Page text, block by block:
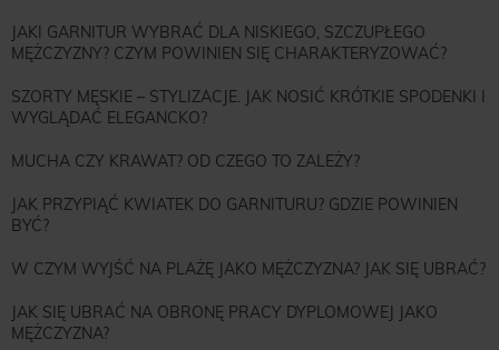
JAKI GARNITUR WYBRAĆ DLA NISKIEGO, SZCZUPŁEGO
MĘŻCZYZNY? CZYM POWINIEN SIĘ CHARAKTERYZOWAĆ?
SZORTY MĘSKIE – STYLIZACJE. JAK NOSIĆ KRÓTKIE SPODENKI I
WYGLĄDAĆ ELEGANCKO?
MUCHA CZY KRAWAT? OD CZEGO TO ZALEŻY?
JAK PRZYPIĄĆ KWIATEK DO GARNITURU? GDZIE POWINIEN
BYĆ?
W CZYM WYJŚĆ NA PLAŻĘ JAKO MĘŻCZYZNA? JAK SIĘ UBRAĆ?
JAK SIĘ UBRAĆ NA OBRONĘ PRACY DYPLOMOWEJ JAKO
MĘŻCZYZNA?